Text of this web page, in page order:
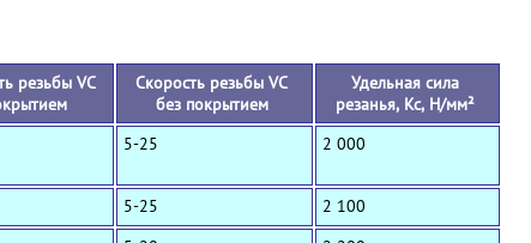
резьбы VC
Скорость резьбы VC
без покрытием
Удельная сила
резанья, Кс, Н/мм²
5-25 2 000
5-25
2 100